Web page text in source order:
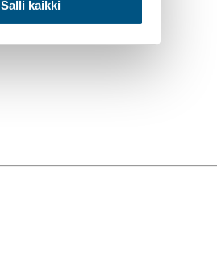
Salli kaikki